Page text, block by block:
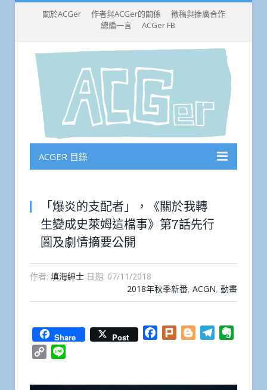
關於ACGer 作者與ACGer的關係
徵稿與推廣合作
總編一言
ACGer FB
ACGER 目錄
「爆炎的支配者」，《關於我轉
生變成史萊姆這檔事》第7話先行
圖及劇情摘要公開
作者: 填海紳士 日期: 07/11/2018
2018年秋季新番, ACGN, 動畫
Share Post Facebook
Plurk BloggerTelegram
Copy